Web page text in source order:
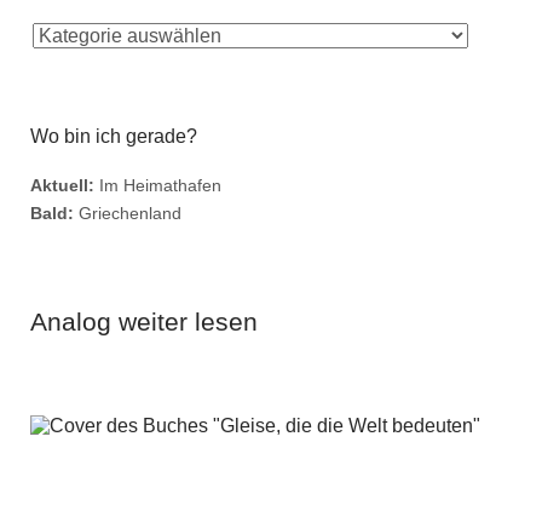
Wo bin ich gerade?
Aktuell: Im Heimathafen
Bald: Griechenland
Analog weiter lesen